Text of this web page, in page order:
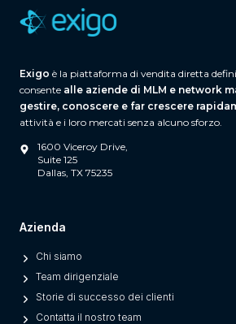
Exigo è la piattaforma di vendita diretta
consente alle aziende di MLM e network
gestire, conoscere e far crescere
attività e i loro mercati senza alcuno sforzo.
1600 Viceroy Drive,
Suite 125
Dallas, TX 75235
Azienda
Chi siamo
Team dirigenziale
Storie di successo dei clienti
Contatta il nostro team